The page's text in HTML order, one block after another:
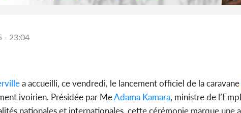
- 23:04
a accueilli, ce vendredi, le lancement officiel de la caravane
ivoirien. Présidée par MeAdama Kamara, ministre de
nationales et internationales, cette cérémonie marque une